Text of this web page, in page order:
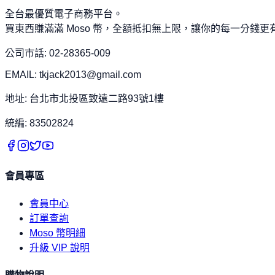
全台最優質電子商務平台。
買東西賺滿滿 Moso 幣，全額抵扣無上限，讓你的每一分錢更
公司市話: 02-28365-009
EMAIL: tkjack2013@gmail.com
地址: 台北市北投區致遠二路93號1樓
統編: 83502824
會員專區
會員中心
訂單查詢
Moso 幣明細
升級 VIP 說明